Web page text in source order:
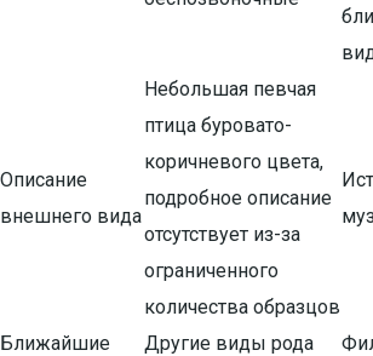
Описание
внешнего вида
Небольшая певчая
птица буровато-
коричневого цвета,
подробное описание
отсутствует из-за
ограниченного
количества образцов
Ближайшие
Другие виды рода